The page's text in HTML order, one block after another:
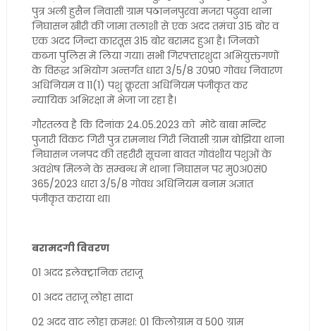
पुत्र अली हुसैन निवासी ग्राम पठाननपुरवा मजरा पढुवा थाना
निघासन खीरी की जामा तलाशी से एक अदद तमंचा 315 बोर व
एक अदद जिन्दा कारतूस 315 बोर बरामद हुआ है। जिनको
कब्जा पुलिस में लिया गया। सभी गिरफ्तारशुदा अभियुक्तगणों
के विरूद्ध अभियोग अन्तर्गत धारा 3/5/8 उ0प्र0 गोवध निवारण
अधिनियम व 11(1) पशु क्रूरता अधिनियम पंजीकृत कर
न्यायिक अभिरक्षा में भेजा जा रहा है।
गौरतलव है कि दिनांक 24.05.2023 को मोटे बाबा मन्दिर
पुजारी विकट गिरी पुत्र रामनाथ गिरी निवासी ग्राम बोझिया थाना
निघासन जनपद की तहरीरी सूचना बावत गोवंशीय पशुओं के
अवशेष मिलने के सम्बन्ध में थाना निघासन पर मु0अ0सं0
365/2023 धारा 3/5/8 गोवध अधिनियम बनाम अज्ञात
पंजीकृत कराया था।
बरामदगी विवरण
01 अदद इलेक्ट्रानिक तराजू
01 अदद तराजू लोहा सादा
02 अदद वाट लोहा क्रमश: 01 किलोग्राम व 500 ग्राम